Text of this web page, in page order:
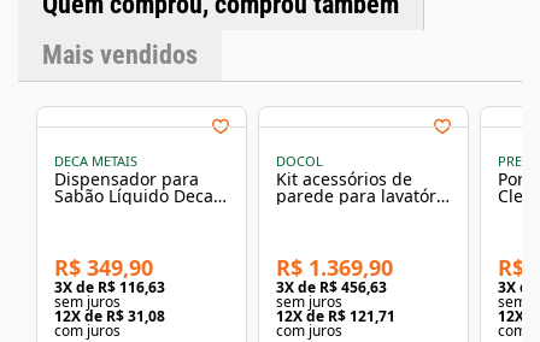
74111090Altura: 8 cmLargura: 12,6 cmComprimento: 20
Mais vendidos
DECA METAIS
Dispensador para
Sabão Líquido Deca
Black Matte
R$ 349,90
3X de R$ 116,63
sem juros
12X de R$ 31,08
com juros
DOCOL
Kit acessórios de
parede para lavatório
DocolFlat cromado
R$ 1.369,90
3X de R$ 456,63
sem juros
12X de R$ 121,71
com juros
R$
3X de
sem
12X
com